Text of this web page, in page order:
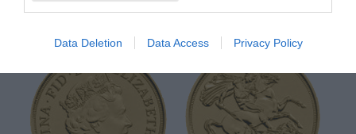
Data Deletion Data Access Privacy Policy